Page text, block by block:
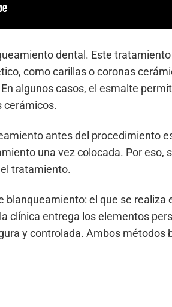
dental. Este
como carillas o coronas
algunos casos, el esmalte
cerámicos.
antes del procedimiento
una vez colocada. Por eso,
tratamiento.
el que se realiza
clínica entrega los elementos
y controlada. Ambos métodos